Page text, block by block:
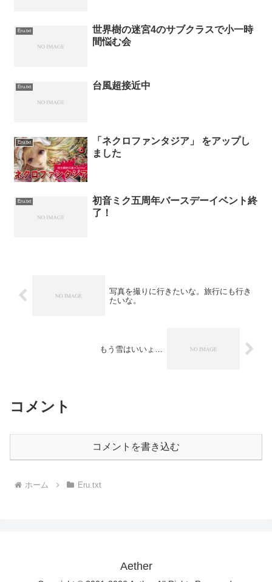
Eru.txt
世界樹の迷宮4のサブクラスで小一時
間悩む会
Eru.txt 台風超接近中
Eru.txt
「ネクロファンタジア」 をアップし
ました
Eru.txt
初音ミク五周年バースデーイベント終
了！
写真を撮りに行きたいな。旅行にも行き
たいな。
もう雪はいいょ…
コメント
コメントを書き込む
ホーム Eru.txt
Aether